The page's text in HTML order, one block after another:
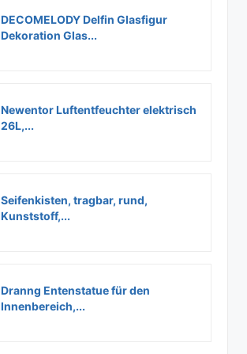
DECOMELODY Delfin Glasfigur
Dekoration Glas...
Newentor Luftentfeuchter elektrisch
26L,...
Seifenkisten, tragbar, rund,
Kunststoff,...
Dranng Entenstatue für den
Innenbereich,...